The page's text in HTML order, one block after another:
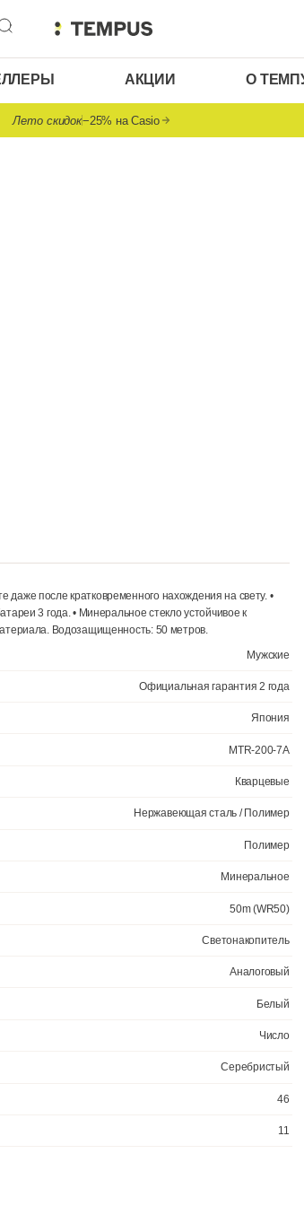
АКЦИИ О
Лето скидок−25% на Casio
службы батареи 3 года. • Минеральное стекло